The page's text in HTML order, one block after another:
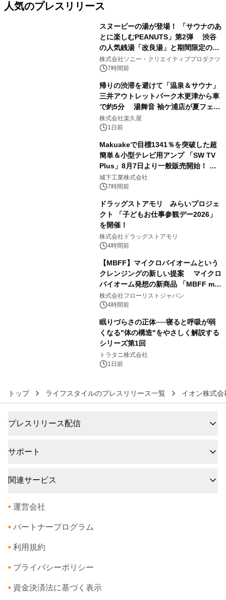
人気のプレスリリース
スヌーピーの湯が登場！ 「サウナのあ
とに楽しむPEANUTS」第2弾 渋谷
の人気銭湯「改良湯」と期間限定のコ
ラボレーション サウナイキタイコラ
ボグッズも発売決定！
株式会社ソニー・クリエイティブプロダクツ
7時間前
帰りの渋滞を避けて「温泉＆サウナ」
三井アウトレットパーク木更津から車
で約5分 湯舞音 袖ケ浦店が夏フェア
メニューを提供
株式会社楽久屋
1日前
Makuakeで目標1341％を突破した超
簡単＆小型テレビ用アンプ 「SW TV
Plus」8月7日より一般販売開始！ ケ
ーブル1本つなぐだけ、テレビの音が
ぐっと豊かに
城下工業株式会社
7時間前
ドラッグストアモリ みらいプロジェ
クト 「子どもお仕事参観デー2026」
を開催！
株式会社ドラッグストアモリ
4時間前
【MBFF】マイクロバイオームという
クレンジングの新しい提案 マイクロ
バイオーム発想の新商品 「MBFF mb
クレンジングPRO」を2026年8月6日
発売
株式会社フローリストジャパン
4時間前
眠りづらさの正体──寝ると呼吸が弱
くなる"体の構造"をやさしく解説する
シリーズ第1回
トラタニ株式会社
1日前
トップ ライフスタイルのプレスリリース一覧 イオン株式
プレスリリース配信
サポート
関連サービス
• 運営会社
• パートナープログラム
• 利用規約
• プライバシーポリシー
• 資金決済法に基づく表示